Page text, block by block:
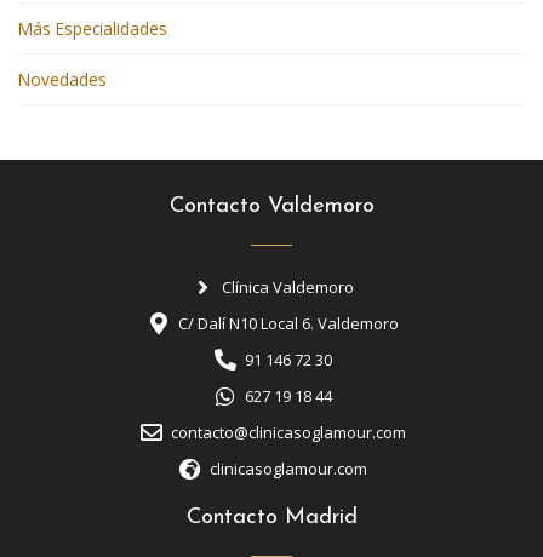
Más Especialidades
Novedades
Contacto Valdemoro
Clínica Valdemoro
C/ Dalí N10 Local 6. Valdemoro
91 146 72 30
627 19 18 44
contacto@clinicasoglamour.com
clinicasoglamour.com
Contacto Madrid